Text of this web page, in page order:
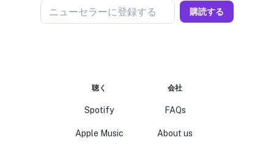
ニューセラーに登録する 購読する
聴く
Spotify
Apple Music
会社
FAQs
About us